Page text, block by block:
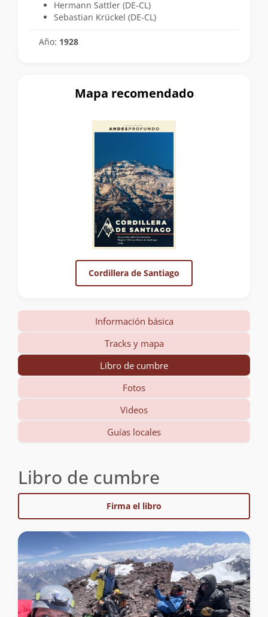
Hermann Sattler (DE-CL)
Sebastian Krückel (DE-CL)
Año: 1928
Mapa recomendado
Cordillera de Santiago
Información básica
Tracks y mapa
Libro de cumbre
Fotos
Videos
Guías locales
Libro de cumbre
Firma el libro